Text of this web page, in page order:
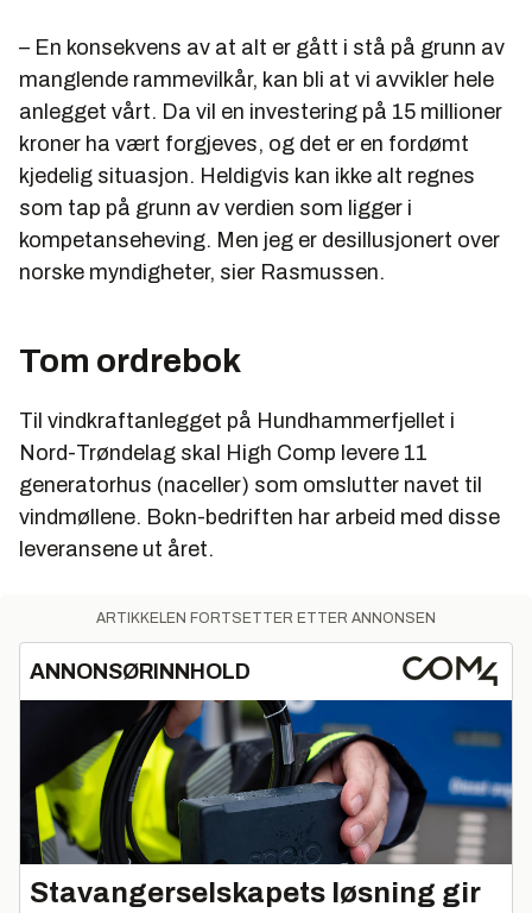
– En konsekvens av at alt er gått i stå på grunn av
manglende rammevilkår, kan bli at vi avvikler hele
anlegget vårt. Da vil en investering på 15 millioner
kroner ha vært forgjeves, og det er en fordømt
kjedelig situasjon. Heldigvis kan ikke alt regnes
som tap på grunn av verdien som ligger i
kompetanseheving. Men jeg er desillusjonert over
norske myndigheter, sier Rasmussen.
Tom ordrebok
Til vindkraftanlegget på Hundhammerfjellet i
Nord-Trøndelag skal High Comp levere 11
generatorhus (naceller) som omslutter navet til
vindmøllene. Bokn-bedriften har arbeid med disse
leveransene ut året.
ARTIKKELEN FORTSETTER ETTER ANNONSEN
ANNONSØRINNHOLD
Stavangerselskapets løsning gir